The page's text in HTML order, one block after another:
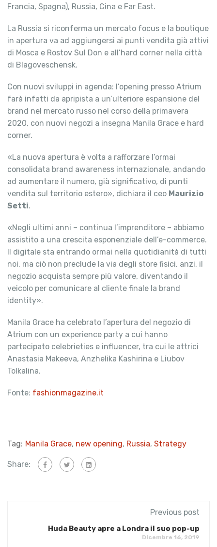
Francia, Spagna), Russia, Cina e Far East.
La Russia si riconferma un mercato focus e la boutique
in apertura va ad aggiungersi ai punti vendita già attivi
di Mosca e Rostov Sul Don e all’hard corner nella città
di Blagoveschensk.
Con nuovi sviluppi in agenda: l’opening presso Atrium
farà infatti da apripista a un’ulteriore espansione del
brand nel mercato russo nel corso della primavera
2020, con nuovi negozi a insegna Manila Grace e hard
corner.
«La nuova apertura è volta a rafforzare l’ormai
consolidata brand awareness internazionale, andando
ad aumentare il numero, già significativo, di punti
vendita sul territorio estero», dichiara il ceo Maurizio
Setti.
«Negli ultimi anni – continua l’imprenditore – abbiamo
assistito a una crescita esponenziale dell’e-commerce.
Il digitale sta entrando ormai nella quotidianità di tutti
noi, ma ciò non preclude la via degli store fisici, anzi, il
negozio acquista sempre più valore, diventando il
veicolo per comunicare al cliente finale la brand
identity».
Manila Grace ha celebrato l’apertura del negozio di
Atrium con un experience party a cui hanno
partecipato celebrieties e influencer, tra cui le attrici
Anastasia Makeeva, Anzhelika Kashirina e Liubov
Tolkalina.
Fonte: fashionmagazine.it
Tag: Manila Grace, new opening, Russia, Strategy
Share:
Previous post
Huda Beauty apre a Londra il suo pop-up
Dicembre 16, 2019